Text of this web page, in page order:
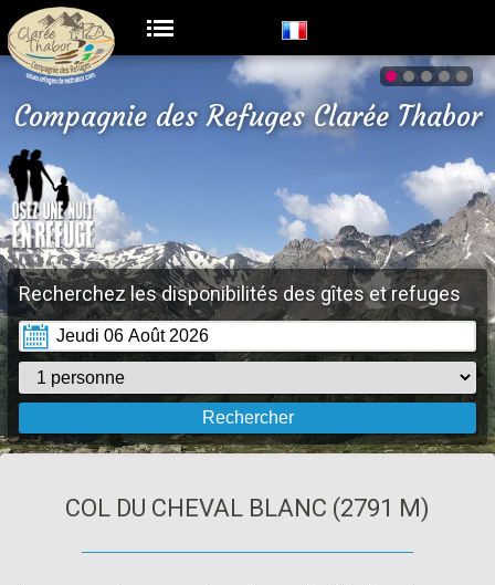
Compagnie des Refuges Clarée Thabor
Recherchez les disponibilités des gîtes et refuges
COL DU CHEVAL BLANC (2791 M)